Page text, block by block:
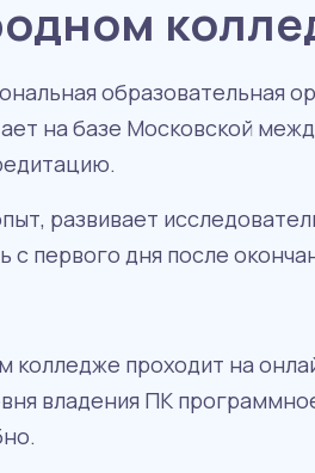
образовательная
на базе Московской
развивает
первого дня после
колледже проходит на
владения ПК